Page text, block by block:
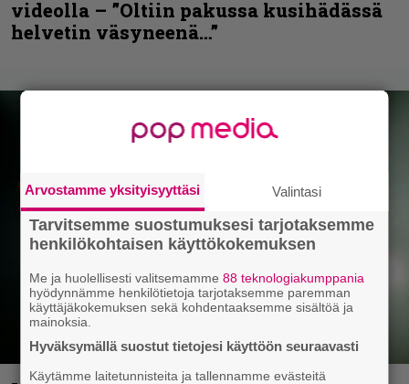
videolla – ”Oltiin pakussa kusihädässä
helvetin väsyneenä…”
Arvostamme yksityisyyttäsi Valintasi
Tarvitsemme suostumuksesi tarjotaksemme
henkilökohtaisen käyttökokemuksen
Me ja huolellisesti valitsemamme88 teknologiakumppania
hyödynnämme henkilötietoja tarjotaksemme paremman
käyttäjäkokemuksen sekä kohdentaaksemme sisältöä ja
mainoksia.
Hyväksymällä suostut tietojesi käyttöön seuraavasti
Käytämme laitetunnisteita ja tallennamme evästeitä